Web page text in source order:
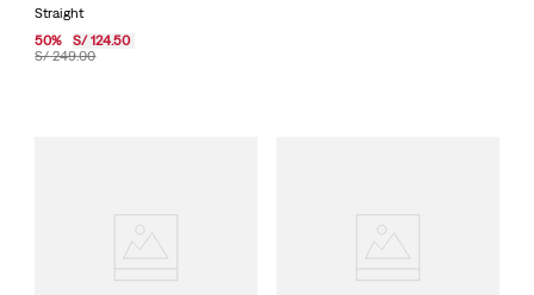
Straight
S/ 249.00
50% S/ 124.50